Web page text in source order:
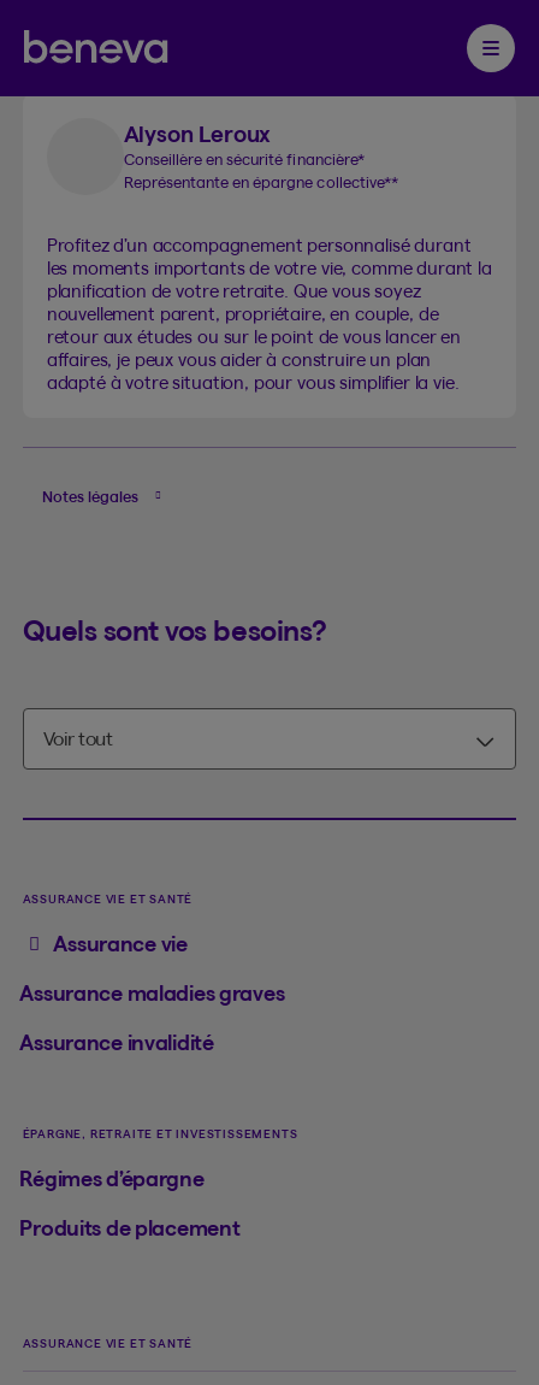
Partenaire Beneva
Ouvrir
Nos services offerts
Alyson Leroux
Conseillère en sécurité financière*
Représentante en épargne collective**
Profitez d’un accompagnement personnalisé durant
les moments importants de votre vie, comme durant la
planification de votre retraite. Que vous soyez
nouvellement parent, propriétaire, en couple, de
retour aux études ou sur le point de vous lancer en
affaires, je peux vous aider à construire un plan
adapté à votre situation, pour vous simplifier la vie.
Notes légales
Quels sont vos besoins?
ASSURANCE VIE ET SANTÉ
Assurance vie
Assurance maladies graves
Assurance invalidité
ÉPARGNE, RETRAITE ET INVESTISSEMENTS
Régimes d’épargne
Produits de placement
ASSURANCE VIE ET SANTÉ